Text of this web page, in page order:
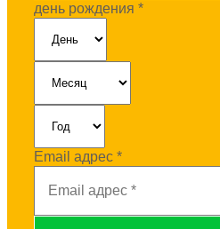
день рождения *
Email адрес *